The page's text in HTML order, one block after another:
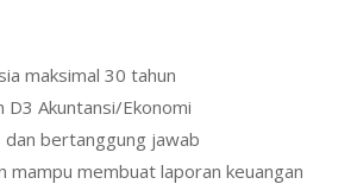
maksimal 30 tahun
D3 Akuntansi/Ekonomi
dan bertanggung jawab
mampu membuat laporan keuangan